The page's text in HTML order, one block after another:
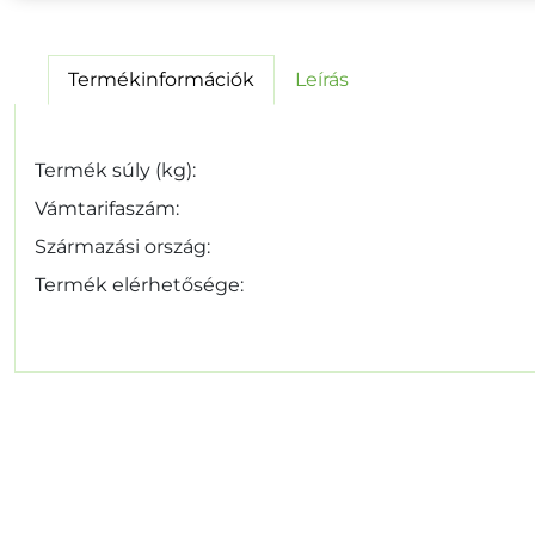
Termékinformációk Leírás
Termék súly (kg):
Vámtarifaszám:
Származási ország:
Termék elérhetősége: